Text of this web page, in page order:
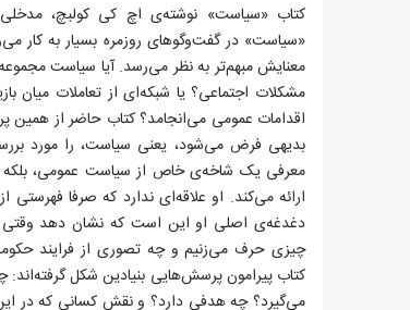
کتاب «سیاست» نوشته‌ی اچ کی کولبچ،
«سیاست» در گفت‌وگوهای روزمره بسیار به کار
معنایش مبهم‌تر به نظر می‌رسد. آیا سیاست
مشکلات اجتماعی؟ یا شبکه‌ای از تعاملات میان
اقدامات عمومی می‌انجامد؟ کتاب حاضر از
بدیهی فرض می‌شود، یعنی سیاست، را مورد
معرفی یک شاخه‌ی خاص از سیاست عمومی، بلکه
ارائه می‌کند. او علاقه‌ای ندارد که صرفا
دغدغه‌ی اصلی او این است که نشان دهد وقتی
چیزی حرف می‌زنیم و چه تصوری از فرایند
کتاب پیرامون پرسش‌هایی بنیادین شکل
می‌گیرد؟ چه هدفی دارد؟ و نقش کسانی که در